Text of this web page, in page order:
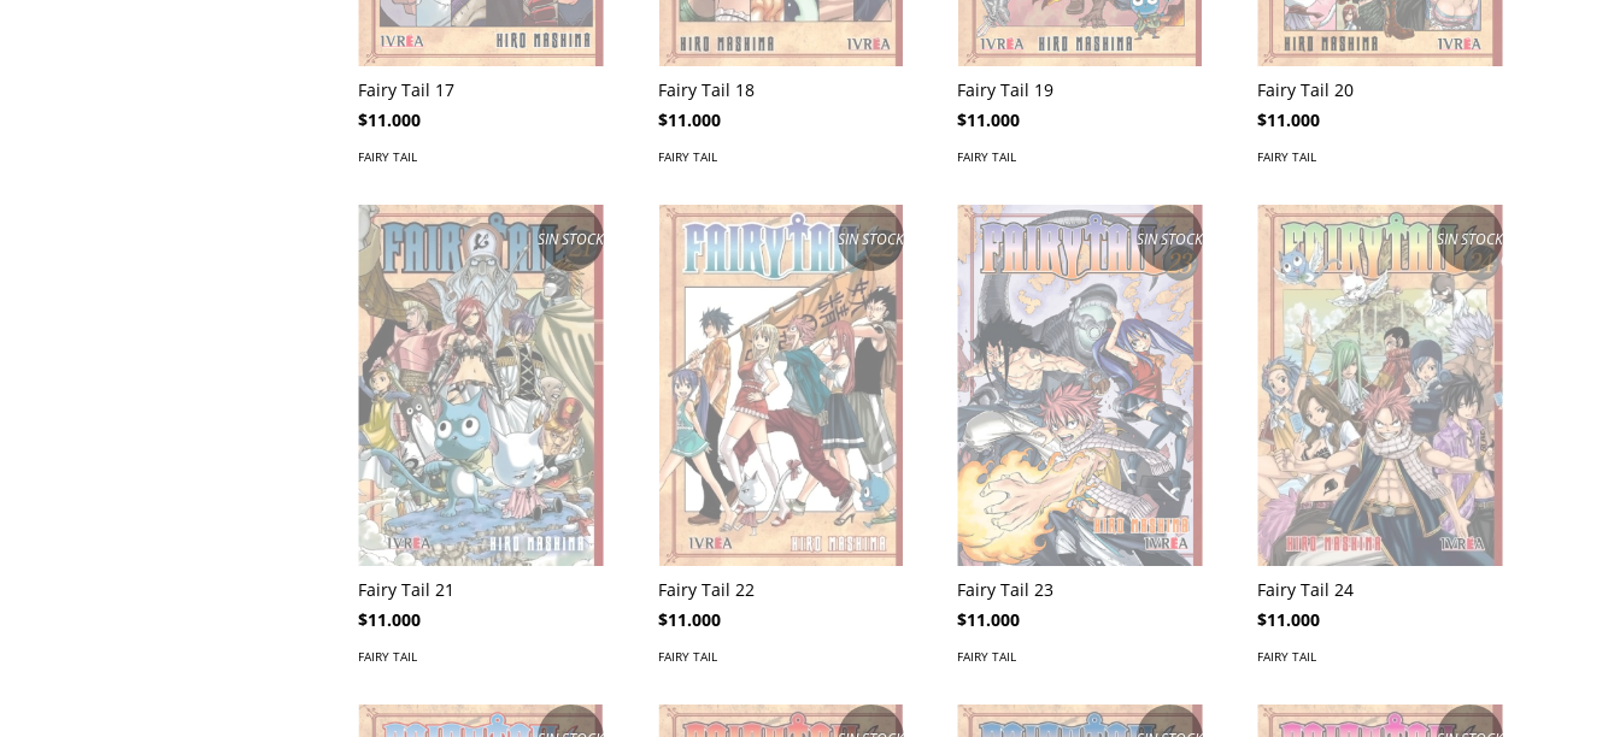
Fairy Tail 17
$11.000
FAIRY TAIL
Fairy Tail 18
$11.000
FAIRY TAIL
Fairy Tail 19
$11.000
FAIRY TAIL
Fairy Tail 20
$11.000
FAIRY TAIL
SIN STOCK
Fairy Tail 21
$11.000
FAIRY TAIL
SIN STOCK
Fairy Tail 22
$11.000
FAIRY TAIL
SIN STOCK
Fairy Tail 23
$11.000
FAIRY TAIL
SIN STOCK
Fairy Tail 24
$11.000
FAIRY TAIL